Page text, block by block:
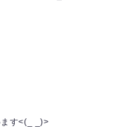
す<(_ _)>